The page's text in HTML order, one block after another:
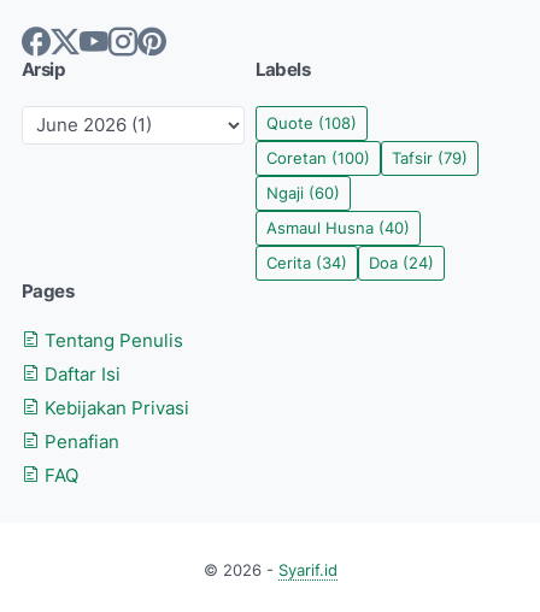
Arsip Labels
Quote (108)
Coretan (100) Tafsir (79)
Ngaji (60)
Asmaul Husna (40)
Cerita (34) Doa (24)
Pages
Tentang Penulis
Daftar Isi
Kebijakan Privasi
Penafian
FAQ
© 2026 - Syarif.id